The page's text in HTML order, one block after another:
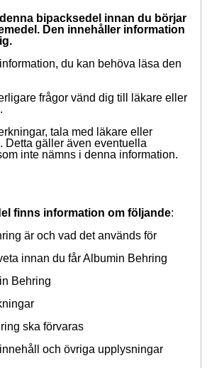
bipacksedel innan du börjar
Den innehåller information
du kan behöva läsa den
frågor vänd dig till läkare eller
tala med läkare eller
Detta gäller även eventuella
inte nämns i denna information.
finns information om följande:
är och vad det används för
innan du får Albumin Behring
Behring
ska förvaras
och övriga upplysningar